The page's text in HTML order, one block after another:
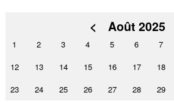
< Août 2025
1 2 3 4 5 6 7
12
13 14 15 16 17 18
23
24 25 26 27 28 29